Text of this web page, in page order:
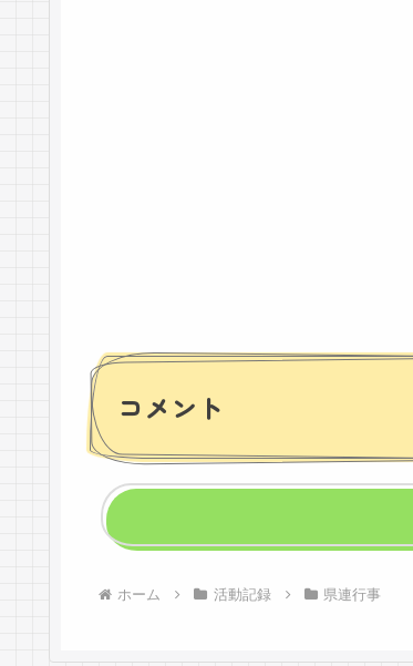
コメント
ホーム 活動記録 県連行事